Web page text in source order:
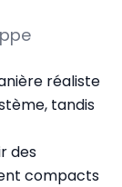
réaliste
tandis
des
compacts